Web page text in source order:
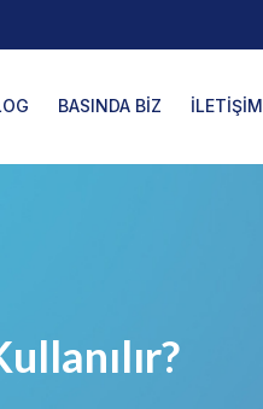
BASINDA BİZ İLETİŞİM